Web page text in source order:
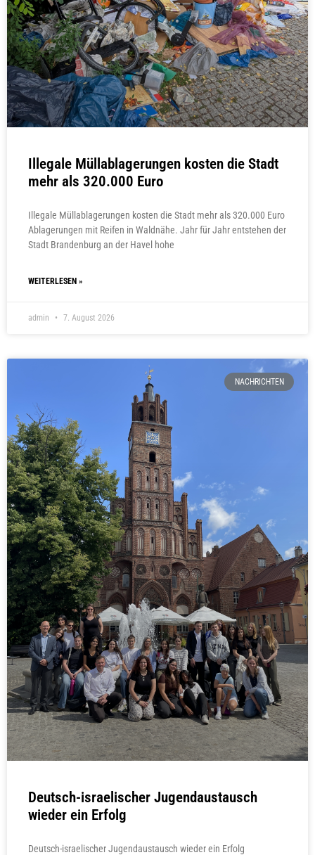
Illegale Müllablagerungen kosten die Stadt
mehr als 320.000 Euro
Illegale Müllablagerungen kosten die Stadt mehr als 320.000 Euro
Ablagerungen mit Reifen in Waldnähe. Jahr für Jahr entstehen der
Stadt Brandenburg an der Havel hohe
WEITERLESEN »
admin 7. August 2026
NACHRICHTEN
Deutsch-israelischer Jugendaustausch
wieder ein Erfolg
Deutsch-israelischer Jugendaustausch wieder ein Erfolg